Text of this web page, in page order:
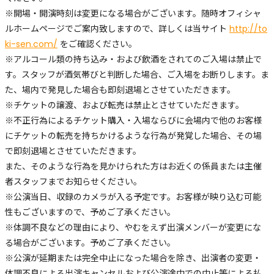
※開場・開演時刻は変更になる場合がございます。随時オフィシャ
ルホームページでご案内致しますので、詳しくは当サイト http://to
ki-sen.com/ をご確認ください。
※アルコール類の持ち込み・および飲酒をされてのご入場は禁止で
す。スタッフが酒気帯びと判断した場合、ご入場をお断りします。ま
た、場内で発見した場合も即刻退場とさせていただきます。
※チケットの譲渡、および転売は禁止とさせていただきます。
※不正行為によるチケット購入・入場ならびに会場内で他のお客様
にチケットの転売を持ちかけるような行為が発覚した場合、その場
で即刻退場とさせていただきます。
また、そのような行為を見かけられた方はお近くの係員または主催
者スタッフまでお知らせください。
※公演当日、収録のカメラが入る予定です。お客様が映り込む可能
性もございますので、予めご了承ください。
※体調不良などの理由により、やむをえず出演メンバーが変更にな
る場合がございます。予めご了承ください。
※公演が延期または完全中止になった場合を除き、出演者の変更・